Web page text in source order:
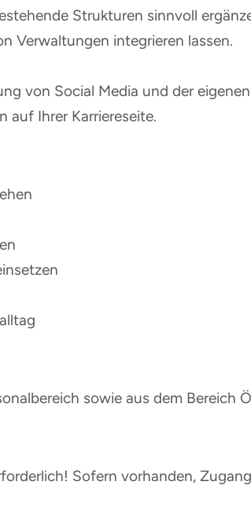
Strukturen sinnvoll
Verwaltungen integrieren lassen.
von Social Media und der
auf Ihrer Karriereseite.
sowie aus dem Bereich
Sofern vorhanden,